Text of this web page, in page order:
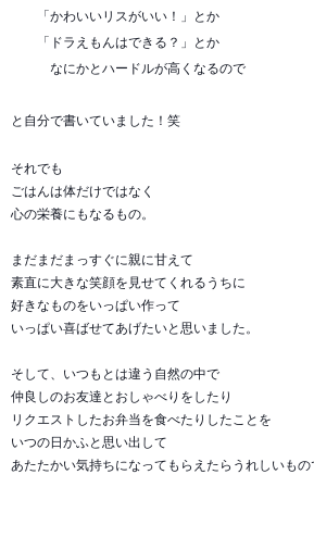
「かわいいリスがいい！」とか
「ドラえもんはできる？」とか
なにかとハードルが高くなるので
と自分で書いていました！笑
それでも
ごはんは体だけではなく
心の栄養にもなるもの。
まだまだまっすぐに親に甘えて
素直に大きな笑顔を見せてくれるうちに
好きなものをいっぱい作って
いっぱい喜ばせてあげたいと思いました。
そして、いつもとは違う自然の中で
仲良しのお友達とおしゃべりをしたり
リクエストしたお弁当を食べたりしたことを
いつの日かふと思い出して
あたたかい気持ちになってもらえたらうれしいもの